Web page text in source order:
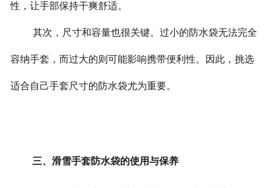
性，让手部保持干爽舒适。
其次，尺寸和容量也很关键。过小的防水袋无法完全
容纳手套，而过大的则可能影响携带便利性。因此，挑选
适合自己手套尺寸的防水袋尤为重要。
三、滑雪手套防水袋的使用与保养